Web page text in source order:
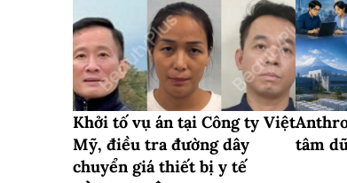
Khởi tố vụ án tại Công ty Việt
Mỹ, điều tra đường dây
chuyển giá thiết bị y tế
tâm